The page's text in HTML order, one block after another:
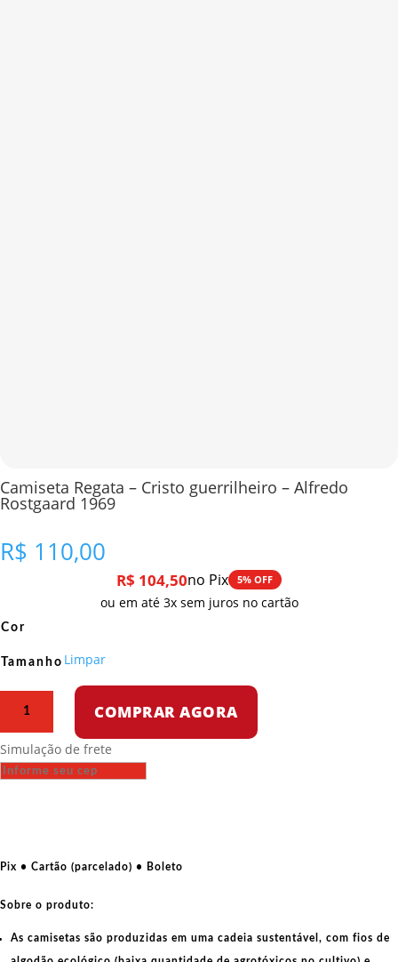
Camiseta Regata – Cristo guerrilheiro – Alfredo
Rostgaard 1969
R$ 110,00
R$ 104,50no Pix 5% OFF
ou em até 3x sem juros no cartão
Cor
Tamanho Limpar
Cristo
guerrilheiro
1969
COMPRAR AGORA
Simulação de frete
Pix • Cartão (parcelado) • Boleto
Sobre o produto:
As camisetas são produzidas em uma cadeia sustentável, com fios de